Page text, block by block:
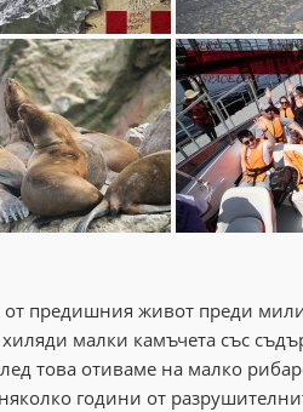
от предишния живот преди
малки камъчета със
това отиваме на малко
години от